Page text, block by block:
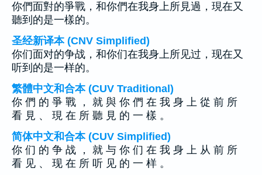
你們面對的爭戰，和你們在我身上所見過，現在又
聽到的是一樣的。
圣经新译本 (CNV Simplified)
你们面对的争战，和你们在我身上所见过，现在又
听到的是一样的。
繁體中文和合本 (CUV Traditional)
你 們 的 爭 戰 ， 就 與 你 們 在 我 身 上 從 前 所
看 見 、 現 在 所 聽 見 的 一 樣 。
简体中文和合本 (CUV Simplified)
你 们 的 争 战 ， 就 与 你 们 在 我 身 上 从 前 所
看 见 、 现 在 所 听 见 的 一 样 。